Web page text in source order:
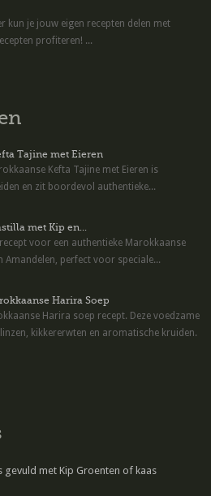
kun je jouw eigen recepten delen met
profiteren! ...
Tajine met Eieren
Kefta Tajine met Eieren is
en zit boordevol authentieke...
met Kip en...
voor een authentieke Marokkaanse
Amandelen, perfect voor speciale...
Harira Soep
Harira soep recept. Deze voedzame
kikkererwten en aromatische kruiden.
gevuld met Kip Groenten of kaas